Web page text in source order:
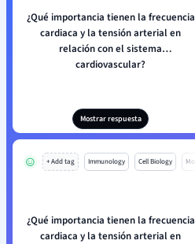
¿Qué importancia tienen la frecuencia
cardiaca y la tensión arterial en
relación con el sistema
cardiovascular?
Mostrar respuesta
+ Add tag Immunology Cell Biology Mo
¿Qué importancia tienen la frecuencia
cardiaca y la tensión arterial en